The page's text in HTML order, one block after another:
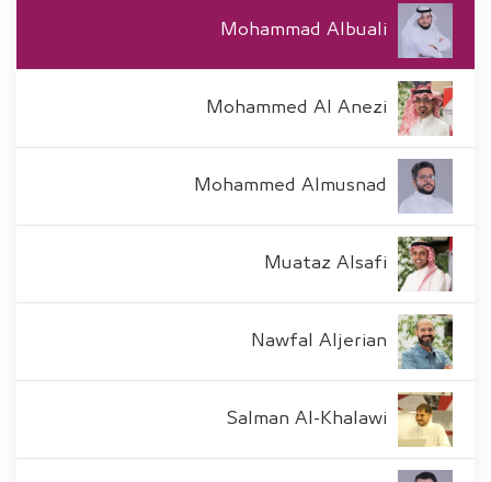
Mohammad Albuali
Mohammed Al Anezi
Mohammed Almusnad
Muataz Alsafi
Nawfal Aljerian
Salman Al-Khalawi